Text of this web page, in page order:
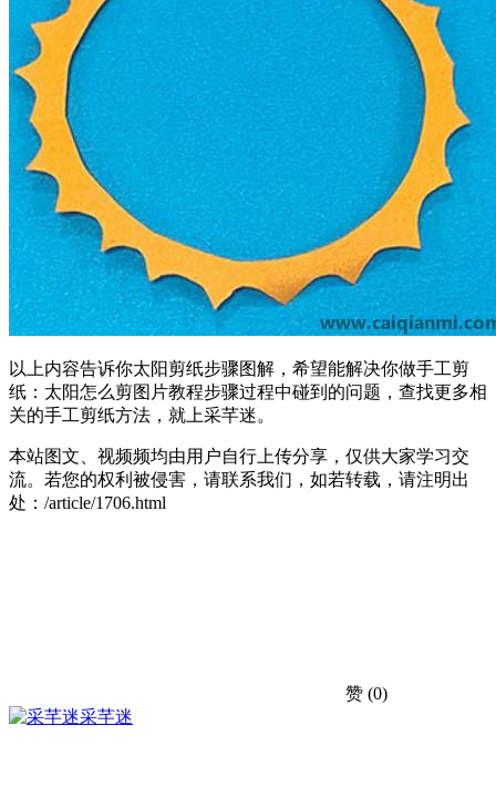
以上内容告诉你太阳剪纸步骤图解，希望能解决你做手工剪
纸：太阳怎么剪图片教程步骤过程中碰到的问题，查找更多相
关的手工剪纸方法，就上采芊迷。
本站图文、视频频均由用户自行上传分享，仅供大家学习交
流。若您的权利被侵害，请联系我们，如若转载，请注明出
处：/article/1706.html
赞 (0)
采芊迷